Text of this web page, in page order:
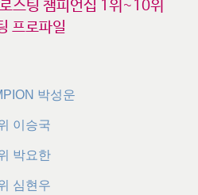
스팅 챔피언십 1위~10위
프로파일
박성운
이승국
박요한
심현우